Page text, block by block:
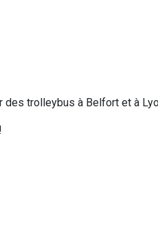
des trolleybus à Belfort et à